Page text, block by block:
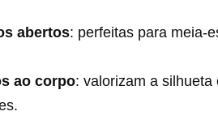
abertos: perfeitas para meia-
ao corpo: valorizam a silhueta